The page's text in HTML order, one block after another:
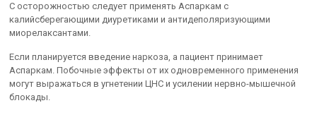
С осторожностью следует применять Аспаркам с
калийсберегающими диуретиками и антидеполяризующими
миорелаксантами.
Если планируется введение наркоза, а пациент принимает
Аспаркам. Побочные эффекты от их одновременного применения
могут выражаться в угнетении ЦНС и усилении нервно-мышечной
блокады.